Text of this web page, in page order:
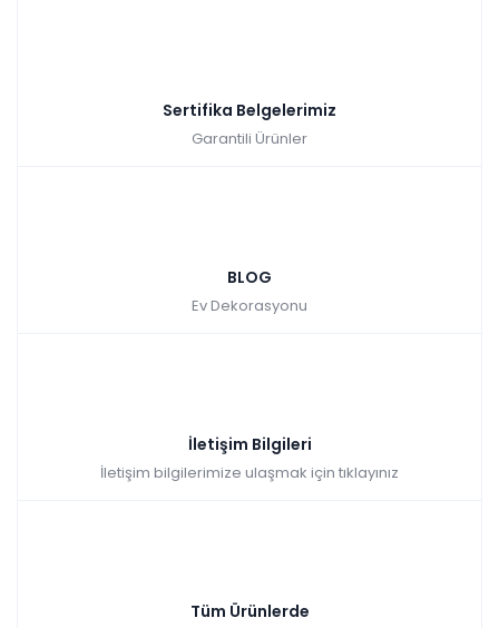
Sertifika Belgelerimiz
Garantili Ürünler
BLOG
Ev Dekorasyonu
İletişim Bilgileri
İletişim bilgilerimize ulaşmak için tıklayınız
Tüm Ürünlerde